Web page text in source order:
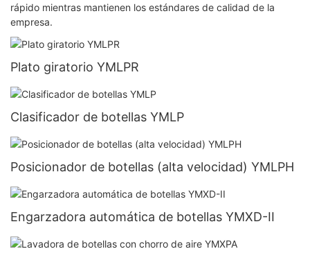
rápido mientras mantienen los estándares de calidad de la
empresa.
Plato giratorio YMLPR
Clasificador de botellas YMLP
Posicionador de botellas (alta velocidad) YMLPH
Engarzadora automática de botellas YMXD-II